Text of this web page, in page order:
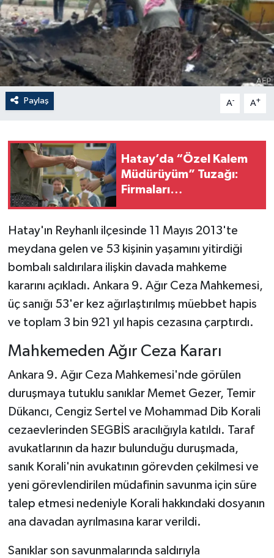
Paylaş A- A+
Hatay’da “Özel Kalem
Müdürüyüm” Tuzağı:
Firmaları
Hatay'ın Reyhanlı ilçesinde 11 Mayıs 2013'te
meydana gelen ve 53 kişinin yaşamını yitirdiği
bombalı saldırılara ilişkin davada mahkeme
kararını açıkladı. Ankara 9. Ağır Ceza Mahkemesi,
üç sanığı 53'er kez ağırlaştırılmış müebbet hapis
ve toplam 3 bin 921 yıl hapis cezasına çarptırdı.
Mahkemeden Ağır Ceza Kararı
Ankara 9. Ağır Ceza Mahkemesi'nde görülen
duruşmaya tutuklu sanıklar Memet Gezer, Temir
Dükancı, Cengiz Sertel ve Mohammad Dib Korali
cezaevlerinden SEGBİS aracılığıyla katıldı. Taraf
avukatlarının da hazır bulunduğu duruşmada,
sanık Korali'nin avukatının görevden çekilmesi ve
yeni görevlendirilen müdafinin savunma için süre
talep etmesi nedeniyle Korali hakkındaki dosyanın
ana davadan ayrılmasına karar verildi.
Sanıklar son savunmalarında saldırıyla